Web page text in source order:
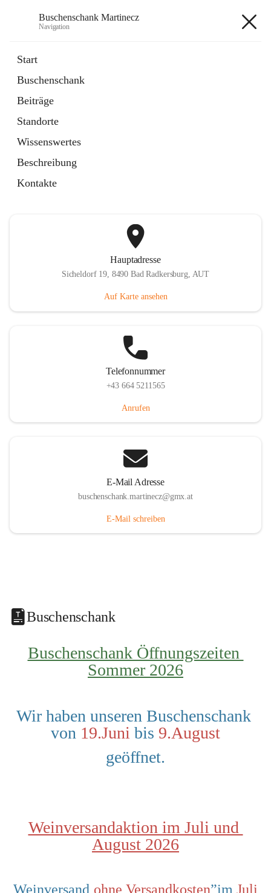
Buschenschank Martinecz
Navigation
Start
Buschenschank
Beiträge
Standorte
Wissenswertes
Beschreibung
Kontakte
Artikel
in
Tab
Der Buschenschank
öffnet
in
neuem
Tab
Hauptadresse
Sicheldorf 19, 8490 Bad Radkersburg, AUT
Auf Karte ansehen
Telefonnummer
+43 664 5211565
Anrufen
E-Mail Adresse
buschenschank.martinecz@gmx.at
E-Mail schreiben
Buschenschank
Buschenschank Öffnungszeiten
Sommer 2026
Wir haben unseren Buschenschank
von 19.Juni bis 9.August
geöffnet.
Weinversandaktion im Juli und
August 2026
Weinversand ohne Versandkosten”im Juli